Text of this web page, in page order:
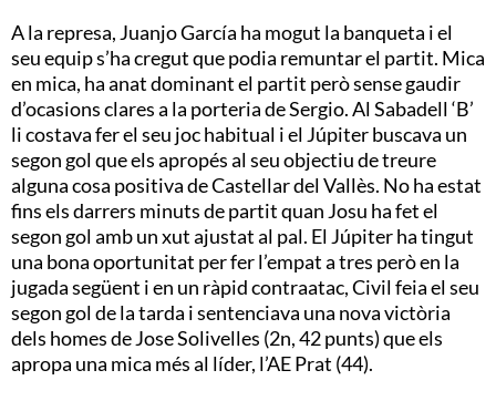
A la represa, Juanjo García ha mogut la banqueta i el
seu equip s’ha cregut que podia remuntar el partit. Mica
en mica, ha anat dominant el partit però sense gaudir
d’ocasions clares a la porteria de Sergio. Al Sabadell ‘B’
li costava fer el seu joc habitual i el Júpiter buscava un
segon gol que els apropés al seu objectiu de treure
alguna cosa positiva de Castellar del Vallès. No ha estat
fins els darrers minuts de partit quan Josu ha fet el
segon gol amb un xut ajustat al pal. El Júpiter ha tingut
una bona oportunitat per fer l’empat a tres però en la
jugada següent i en un ràpid contraatac, Civil feia el seu
segon gol de la tarda i sentenciava una nova victòria
dels homes de Jose Solivelles (2n, 42 punts) que els
apropa una mica més al líder, l’AE Prat (44).